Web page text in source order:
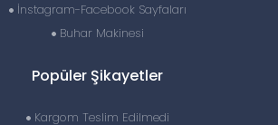
İnstagram-Facebook Sayfaları
Buhar Makinesi
Popüler Şikayetler
Kargom Teslim Edilmedi